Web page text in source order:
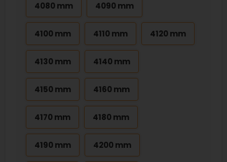
4080 mm 4090 mm
4100 mm 4110 mm 4120 mm
4130 mm 4140 mm
4150 mm 4160 mm
4170 mm 4180 mm
4190 mm 4200 mm